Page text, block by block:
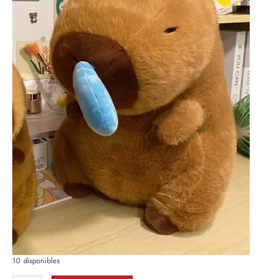
CAPIBARA MOCO 150CM
S/ 280.00
10 disponibles